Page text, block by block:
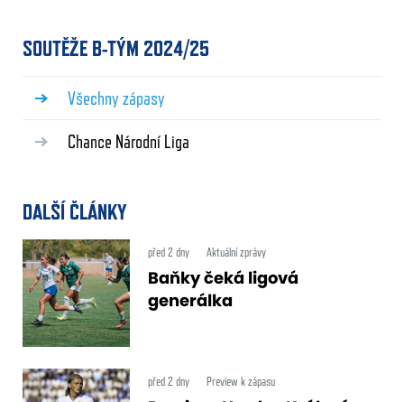
SOUTĚŽE B-TÝM 2024/25
Všechny zápasy
Chance Národní Liga
DALŠÍ ČLÁNKY
před 2 dny Aktuální zprávy
Baňky čeká ligová
generálka
před 2 dny Preview k zápasu